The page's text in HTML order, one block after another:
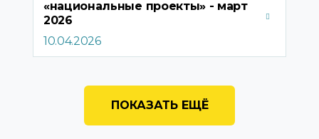
«национальные проекты» - март
2026
10.04.2026
ПОКАЗАТЬ ЕЩЁ